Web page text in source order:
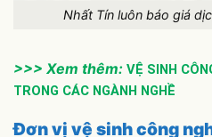
Nhất Tín luôn báo giá
>>> Xem thêm: VỆ SINH
TRONG CÁC NGÀNH NGHỀ
Đơn vị vệ sinh công